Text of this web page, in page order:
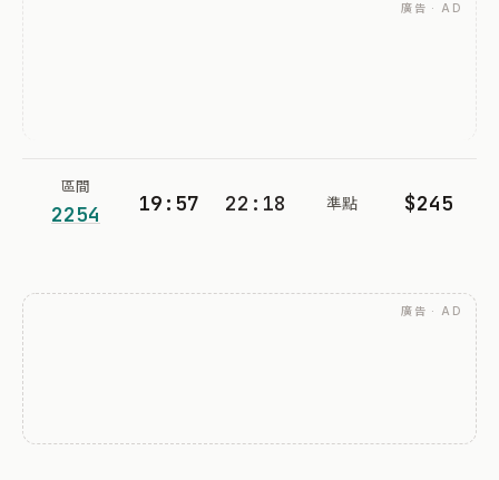
廣告 · AD
區間
2254 19:57 22:18 準點 $245
廣告 · AD